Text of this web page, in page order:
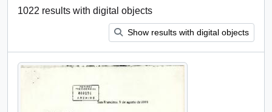
1022 results with digital objects
Show results with digital objects